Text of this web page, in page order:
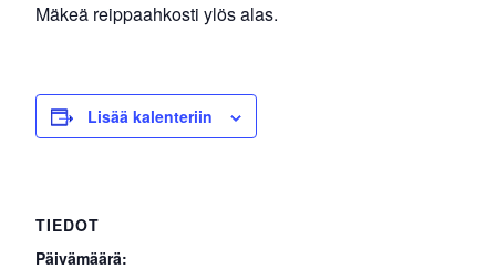
Mäkeä reippaahkosti ylös alas.
Lisää kalenteriin
TIEDOT
Päivämäärä: